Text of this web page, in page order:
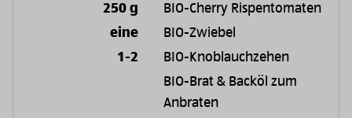
250 g
BIO-Cherry Rispentomaten
eine
BIO-Zwiebel
1-2
BIO-Knoblauchzehen
BIO-Brat & Backöl zum
Anbraten